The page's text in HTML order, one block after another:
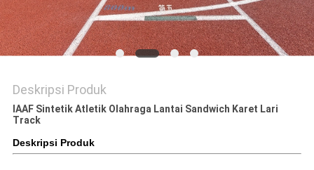
Deskripsi Produk
IAAF Sintetik Atletik Olahraga Lantai Sandwich Karet Lari
Track
Deskripsi Produk